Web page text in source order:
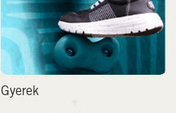
Gyerek